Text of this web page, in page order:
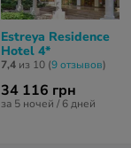
Estreya Residence
Hotel 4*
7,4 из 10 (9 отзывов)
34 116 грн
за 5 ночей / 6 дней